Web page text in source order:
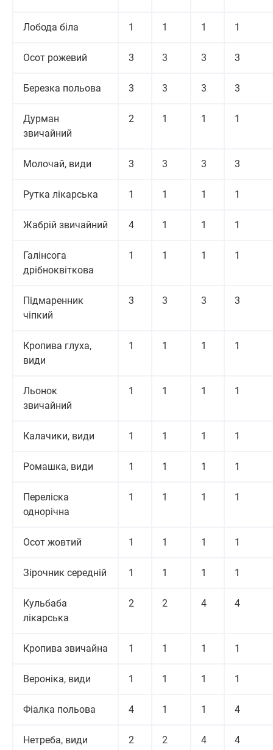
Лобода біла 1 1 1 1
Осот рожевий 3 3 3 3
Березка польова 3 3 3 3
Дурман
звичайний
2 1 1 1
Молочай, види 3 3 3 3
Рутка лікарська 1 1 1 1
Жабрій звичайний 4 1 1 1
Галінсога
дрібноквіткова
1 1 1 1
Підмаренник
чіпкий
3 3 3 3
Кропива глуха,
види
1 1 1 1
Льонок
звичайний
1 1 1 1
Калачики, види 1 1 1 1
Ромашка, види 1 1 1 1
Переліска
однорічна
1 1 1 1
Осот жовтий 1 1 1 1
Зірочник середній 1 1 1 1
Кульбаба
лікарська
2 2 4 4
Кропива звичайна 1 1 1 1
Вероніка, види 1 1 1 1
Фіалка польова 4 1 1 4
Нетреба, види 2 2 4 4